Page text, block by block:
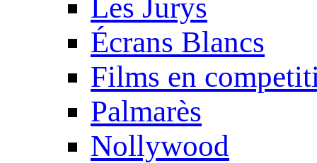
Les Jurys
Écrans Blancs
Films en
Palmarès
Nollywood